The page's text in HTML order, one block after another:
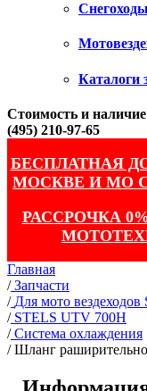
Снегоходы
Каталоги
Стоимость и
(495) 210-97-65
БЕСПЛАТНАЯ
МОСКВЕ И МО
РАССРОЧКА
Главная
/ Запчасти
/ Для мото
/ STELS UTV 700H
/ Система охлаждения
/Шланг